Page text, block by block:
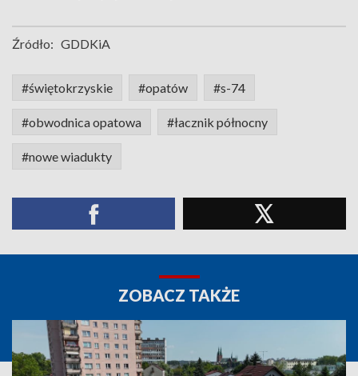
Źródło: GDDKiA
#świętokrzyskie #opatów #s-74
#obwodnica opatowa #łacznik północny
#nowe wiadukty
ZOBACZ TAKŻE